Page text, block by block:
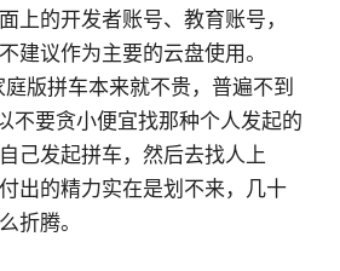
上的开发者账号、教育账号，
建议作为主要的云盘使用。
版拼车本来就不贵，普遍不到
不要贪小便宜找那种个人发起的
己发起拼车，然后去找人上
出的精力实在是划不来，几十
折腾。